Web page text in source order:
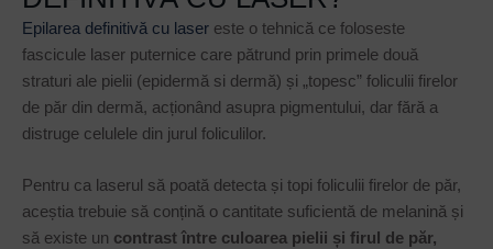
Epilarea definitivă cu laser este o tehnică ce foloseste
fascicule laser puternice care pătrund prin primele două
straturi ale pielii (epidermă si dermă) și „topesc” foliculii firelor
de păr din dermă, acționând asupra pigmentului, dar fără a
distruge celulele din jurul foliculilor.
Pentru ca laserul să poată detecta și topi foliculii firelor de păr,
aceștia trebuie să conțină o cantitate suficientă de melanină și
să existe un contrast între culoarea pielii și firul de păr,